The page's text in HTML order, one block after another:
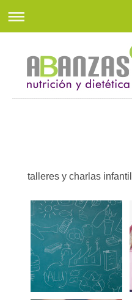
talleres y charlas